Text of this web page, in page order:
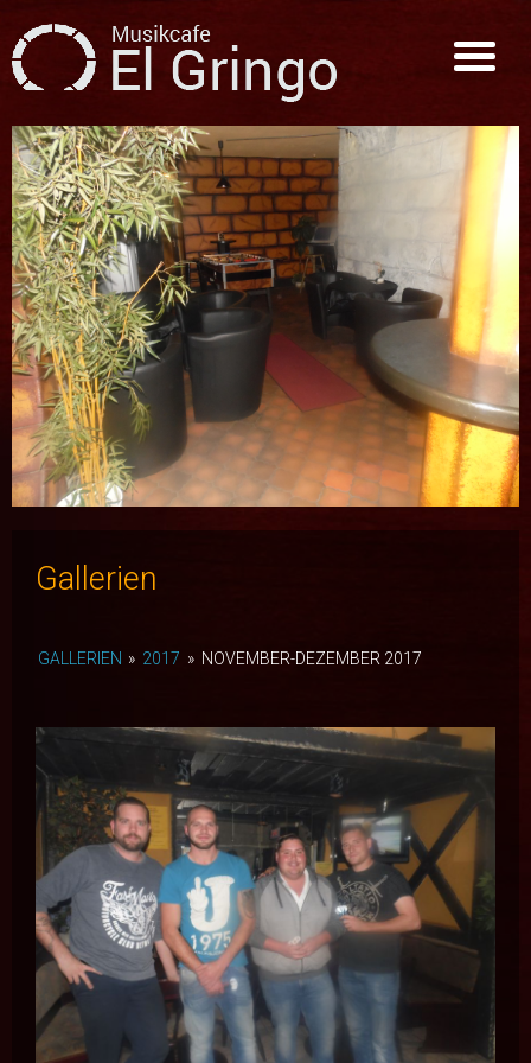
Gallerien
GALLERIEN » 2017 » NOVEMBER-DEZEMBER 2017